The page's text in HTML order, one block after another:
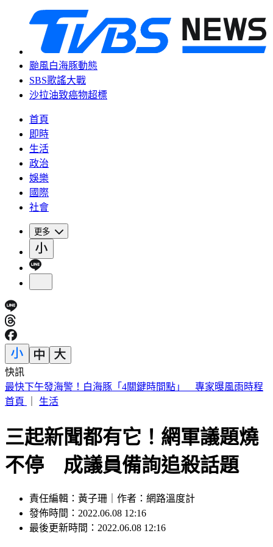
颱風白海豚動態
SBS歌謠大戰
沙拉油致癌物超標
首頁
即時
生活
政治
娛樂
國際
社會
更多
快訊
最快下午發海警！白海豚「4關鍵時間點」 專家曝風雨時程
首頁
生活
三起新聞都有它！網軍議題燒
不停 成議員備詢追殺話題
責任編輯：黃子珊｜作者：網路溫度計
發佈時間：2022.06.08 12:16
最後更新時間：2022.06.08 12:16